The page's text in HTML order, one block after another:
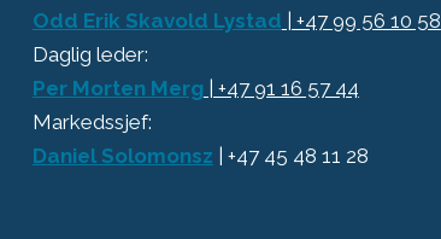
Odd Erik Skavold Lystad | +47 99 56 10 58
Daglig leder:
Per Morten Merg | +47 91 16 57 44
Markedssjef:
Daniel Solomonsz | +47 45 48 11 28